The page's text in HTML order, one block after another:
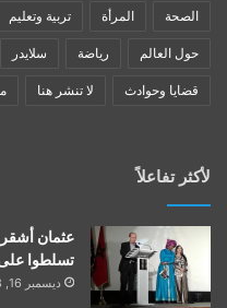
الصحة المرأة تربية وتعليم
حول العالم رياضة سلايدر
قضايا وحوادث لا تنشر هنا
لأكثر تفاعلاً
عثمان
تسلطوا
ديسمبر 16, 2018